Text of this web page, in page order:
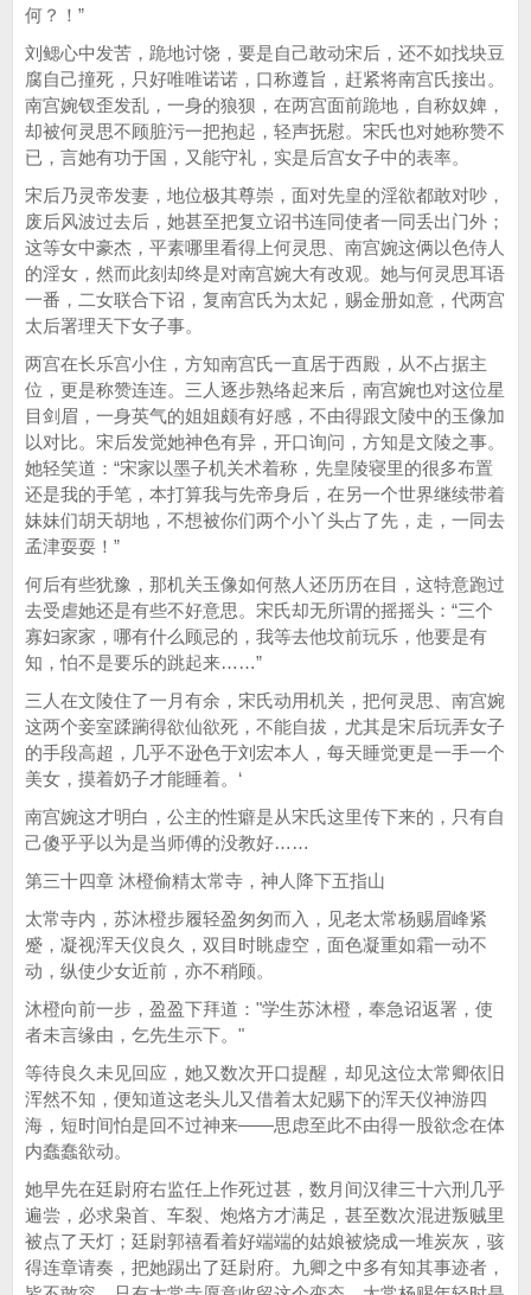
何？！”
刘鳃心中发苦，跪地讨饶，要是自己敢动宋后，还不如找块豆
腐自己撞死，只好唯唯诺诺，口称遵旨，赶紧将南宫氏接出。
南宫婉钗歪发乱，一身的狼狈，在两宫面前跪地，自称奴婢，
却被何灵思不顾脏污一把抱起，轻声抚慰。宋氏也对她称赞不
已，言她有功于国，又能守礼，实是后宫女子中的表率。
宋后乃灵帝发妻，地位极其尊崇，面对先皇的淫欲都敢对吵，
废后风波过去后，她甚至把复立诏书连同使者一同丢出门外；
这等女中豪杰，平素哪里看得上何灵思、南宫婉这俩以色侍人
的淫女，然而此刻却终是对南宫婉大有改观。她与何灵思耳语
一番，二女联合下诏，复南宫氏为太妃，赐金册如意，代两宫
太后署理天下女子事。
两宫在长乐宫小住，方知南宫氏一直居于西殿，从不占据主
位，更是称赞连连。三人逐步熟络起来后，南宫婉也对这位星
目剑眉，一身英气的姐姐颇有好感，不由得跟文陵中的玉像加
以对比。宋后发觉她神色有异，开口询问，方知是文陵之事。
她轻笑道：“宋家以墨子机关术着称，先皇陵寝里的很多布置
还是我的手笔，本打算我与先帝身后，在另一个世界继续带着
妹妹们胡天胡地，不想被你们两个小丫头占了先，走，一同去
孟津耍耍！”
何后有些犹豫，那机关玉像如何熬人还历历在目，这特意跑过
去受虐她还是有些不好意思。宋氏却无所谓的摇摇头：“三个
寡妇家家，哪有什么顾忌的，我等去他坟前玩乐，他要是有
知，怕不是要乐的跳起来……”
三人在文陵住了一月有余，宋氏动用机关，把何灵思、南宫婉
这两个妾室蹂躏得欲仙欲死，不能自拔，尤其是宋后玩弄女子
的手段高超，几乎不逊色于刘宏本人，每天睡觉更是一手一个
美女，摸着奶子才能睡着。‘
南宫婉这才明白，公主的性癖是从宋氏这里传下来的，只有自
己傻乎乎以为是当师傅的没教好……
第三十四章 沐橙偷精太常寺，神人降下五指山
太常寺内，苏沐橙步履轻盈匆匆而入，见老太常杨赐眉峰紧
蹙，凝视浑天仪良久，双目时眺虚空，面色凝重如霜一动不
动，纵使少女近前，亦不稍顾。
沐橙向前一步，盈盈下拜道："学生苏沐橙，奉急诏返署，使
者未言缘由，乞先生示下。"
等待良久未见回应，她又数次开口提醒，却见这位太常卿依旧
浑然不知，便知道这老头儿又借着太妃赐下的浑天仪神游四
海，短时间怕是回不过神来——思虑至此不由得一股欲念在体
内蠢蠢欲动。
她早先在廷尉府右监任上作死过甚，数月间汉律三十六刑几乎
遍尝，必求枭首、车裂、炮烙方才满足，甚至数次混进叛贼里
被点了天灯；廷尉郭禧看着好端端的姑娘被烧成一堆炭灰，骇
得连章请奏，把她踢出了廷尉府。九卿之中多有知其事迹者，